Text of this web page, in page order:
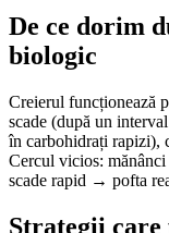
De ce dorim
biologic
Creierul funcționează
scade (după un
în carbohidrați rapizi),
Cercul vicios:
scade rapid → pofta
Strategii care